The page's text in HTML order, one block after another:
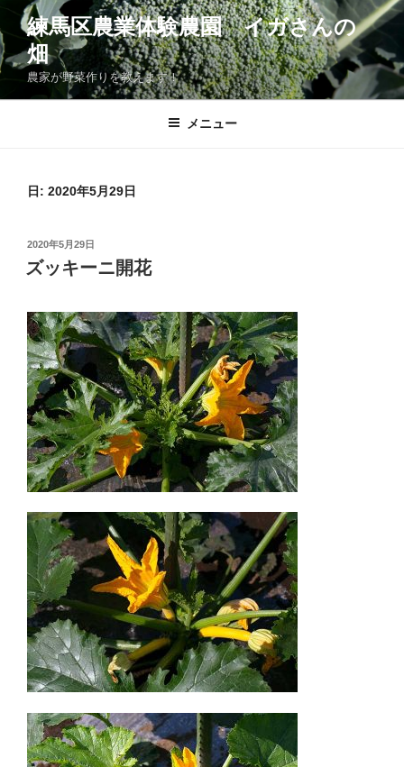
ン
テ
ン
ツ
練馬区農業体験農園 イガさんの
畑
農家が野菜作りを教えます！
メニュー
日: 2020年5月29日
投
日:
2020年5月29日
ズッキーニ開花